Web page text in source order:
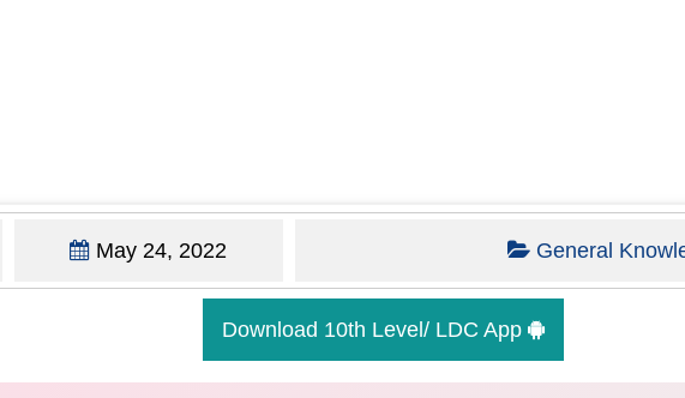
May 24, 2022 General
Download 10th Level/ LDC App